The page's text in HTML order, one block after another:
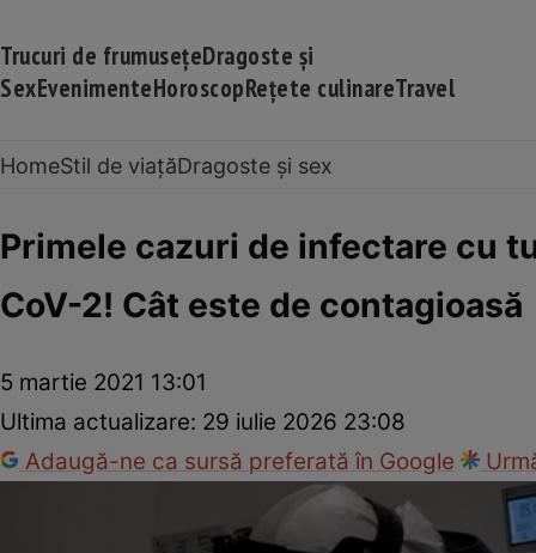
Trucuri de frumusețeDragoste și
SexEvenimenteHoroscopRețete culinareTravel
HomeStil de viațăDragoste și sex
Primele cazuri de infectare cu
CoV-2! Cât este de contagioasă
5 martie 2021 13:01
Ultima actualizare: 29 iulie 2026 23:08
Adaugă-ne ca sursă preferată în Google